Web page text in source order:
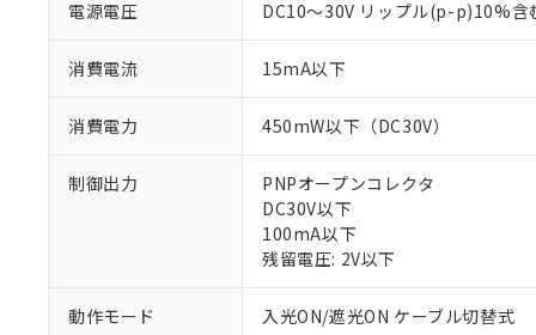
電源電圧 DC10～30V リップル(p-p)10%含
消費電流 15mA以下
消費電力 450mW以下（DC30V）
制御出力
PNPオープンコレクタ
DC30V以下
100mA以下
残留電圧: 2V以下
動作モード 入光ON/遮光ON ケーブル切替式